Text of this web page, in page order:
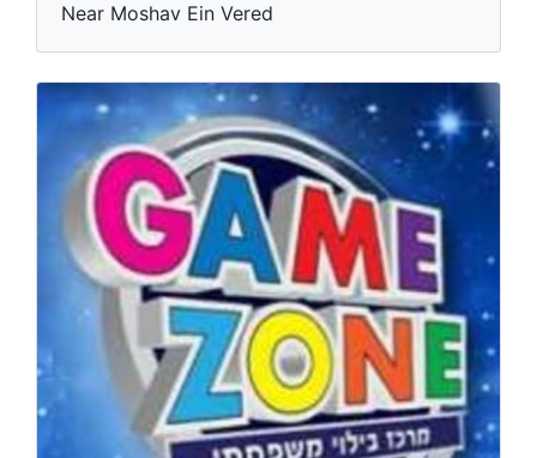
Near Moshav Ein Vered